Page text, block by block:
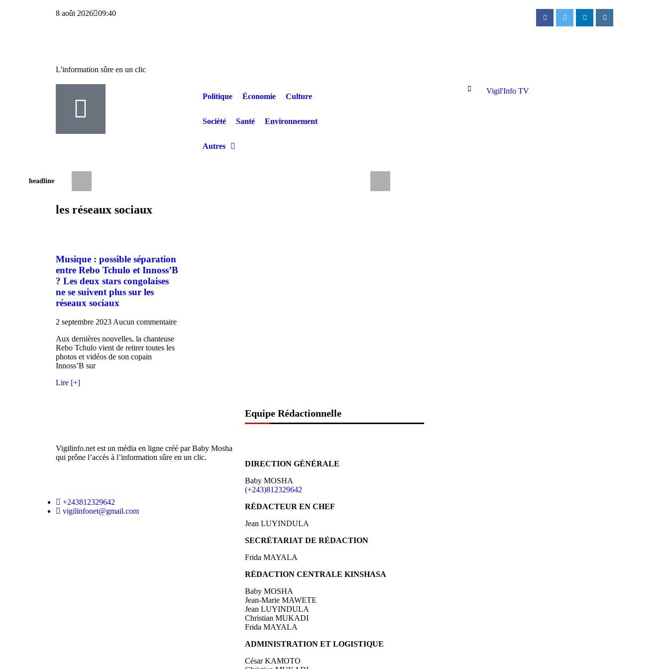
8 août 2026 09:40
L'information sûre en un clic
Politique Économie Culture
Société Santé Environnement
Autres
Vigil'Info TV
headline
les réseaux sociaux
Musique : possible séparation
entre Rebo Tchulo et Innoss’B
? Les deux stars congolaises
ne se suivent plus sur les
réseaux sociaux
2 septembre 2023Aucun commentaire
Aux dernières nouvelles, la chanteuse
Rebo Tchulo vient de retirer toutes les
photos et vidéos de son copain
Innoss’B sur
Lire [+]
Vigilinfo.net est un média en ligne créé par Baby Mosha
qui prône l’accès à l’information sûre en un clic.
+243812329642
vigilinfonet@gmail.com
Equipe Rédactionnelle
DIRECTION GÉNÉRALE
Baby MOSHA
(+243)812329642
RÉDACTEUR EN CHEF
Jean LUYINDULA
SECRÉTARIAT DE RÉDACTION
Frida MAYALA
RÉDACTION CENTRALE KINSHASA
Baby MOSHA
Jean-Marie MAWETE
Jean LUYINDULA
Christian MUKADI
Frida MAYALA
ADMINISTRATION ET LOGISTIQUE
César KAMOTO